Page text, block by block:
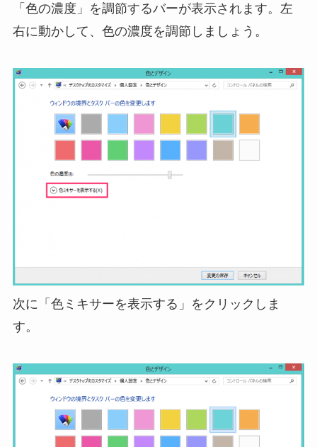
「色の濃度」を調節するバーが表示されます。左
右に動かして、色の濃度を調節しましょう。
次に「色ミキサーを表示する」をクリックしま
す。